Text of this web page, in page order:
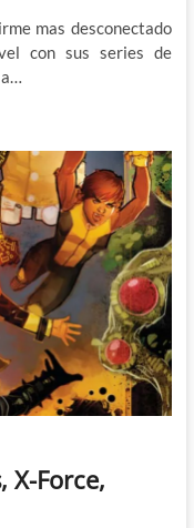
mas desconectado
con sus series de
X-Force,